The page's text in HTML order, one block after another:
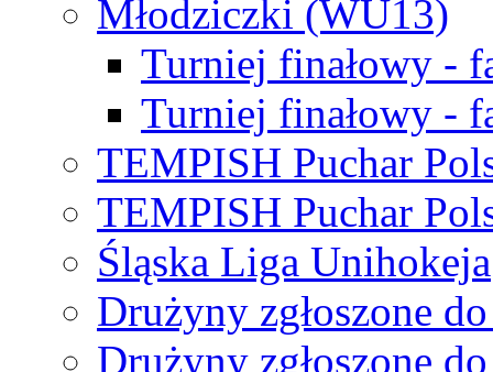
Młodziczki (WU13)
Turniej finałowy -
Turniej finałowy -
TEMPISH Puchar
TEMPISH Puchar
Śląska Liga Unihokeja
Drużyny zgłoszone
Drużyny zgłoszone